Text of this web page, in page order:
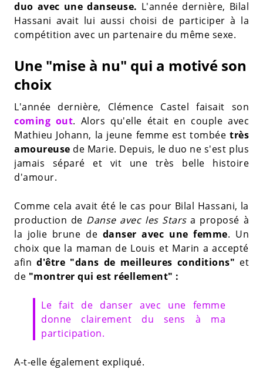
duo avec une danseuse. L'année dernière, Bilal
Hassani avait lui aussi choisi de participer à la
compétition avec un partenaire du même sexe.
Une "mise à nu" qui a motivé son
choix
L'année dernière, Clémence Castel faisait son
coming out. Alors qu'elle était en couple avec
Mathieu Johann, la jeune femme est tombée très
amoureuse de Marie. Depuis, le duo ne s'est plus
jamais séparé et vit une très belle histoire
d'amour.
Comme cela avait été le cas pour Bilal Hassani, la
production de Danse avec les Starsa proposé à
la jolie brune de danser avec une femme. Un
choix que la maman de Louis et Marin a accepté
afin d'être "dans de meilleures conditions" et
de "montrer qui est réellement" :
Le fait de danser avec une femme
donne clairement du sens à ma
participation.
A-t-elle également expliqué.